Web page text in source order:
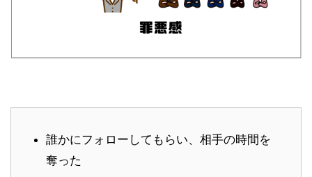
誰かにフォローしてもらい、相手の時間を
奪った